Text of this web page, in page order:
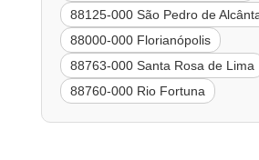
88125-000 São Pedro de
88000-000 Florianópolis
88763-000 Santa Rosa de Lima
88760-000 Rio Fortuna